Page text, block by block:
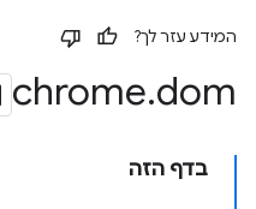
המידע עזר לך?
chrome.dom
בדף הזה